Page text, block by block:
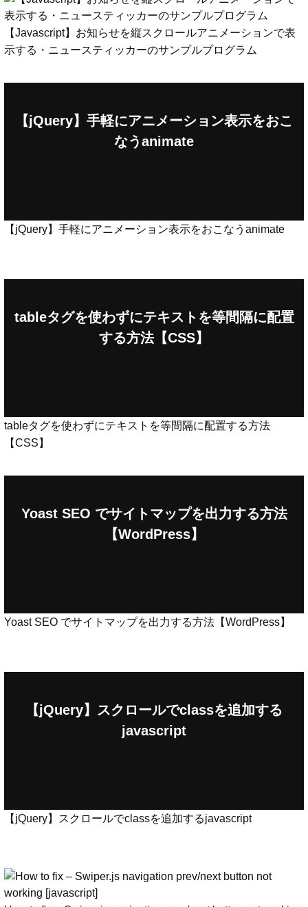
【Javascript】お知らせを縦スクロールアニメーションで表
示する・ニュースティッカーのサンプルプログラム
【jQuery】手軽にアニメーション表示をおこ
なうanimate
【jQuery】手軽にアニメーション表示をおこなうanimate
tableタグを使わずにテキストを等間隔に配置
する方法【CSS】
tableタグを使わずにテキストを等間隔に配置する方法
【CSS】
Yoast SEO でサイトマップを出力する方法
【WordPress】
Yoast SEO でサイトマップを出力する方法【WordPress】
【jQuery】スクロールでclassを追加する
javascript
【jQuery】スクロールでclassを追加するjavascript